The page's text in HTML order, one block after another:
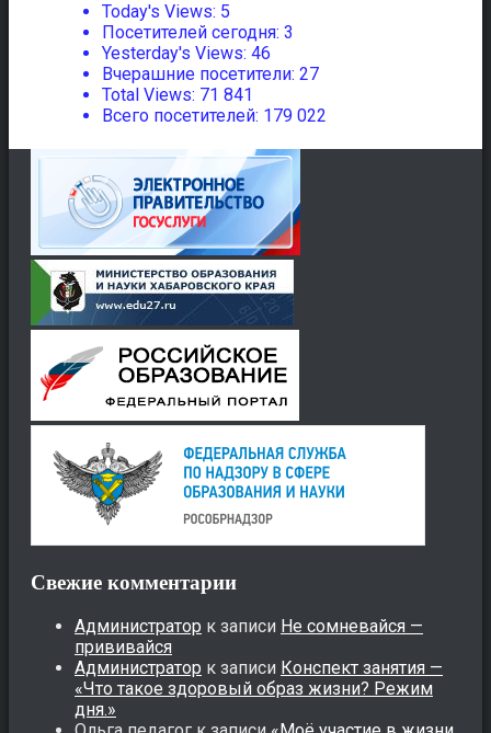
Today's Views: 5
Посетителей сегодня: 3
Yesterday's Views: 46
Вчерашние посетители: 27
Total Views: 71 841
Всего посетителей: 179 022
Свежие комментарии
Администратор к записи Не сомневайся —
прививайся
Администратор к записи Конспект занятия —
«Что такое здоровый образ жизни? Режим
дня.»